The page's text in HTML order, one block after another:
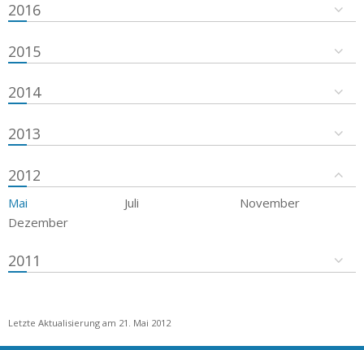
2016
2015
2014
2013
2012
Mai Juli
November
Dezember
2011
Letzte Aktualisierung am 21. Mai 2012